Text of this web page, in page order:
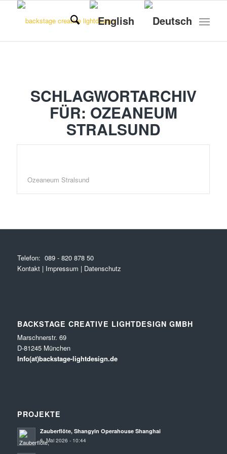
SCHLAGWORTARCHIV
FÜR: OZEANEUM
STRALSUND
Ozeaneum Stralsund
Telefon: 089 - 820 878 50
Kontakt| Impressum | Datenschutz
BACKSTAGE CREATIVE LIGHTDESIGN GMBH
Marschnerstr. 69
D-81245 München
Info(at)backstage-lightdesign.de
PROJEKTE
Zauberflöte, Shangyin Operahouse Shanghai
6. Mai 2026 - 10:44